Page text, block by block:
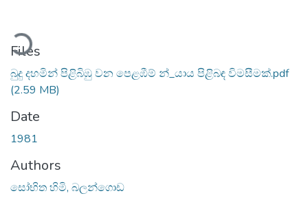
Files
බුදු දහමින් පිළිබිඹු වන පෙළඹීම් න්_යාය පිළිබඳ විමසීමක්.pdf
(2.59 MB)
Date
1981
Authors
සෝභිත හිමි, බලන්ගොඩ